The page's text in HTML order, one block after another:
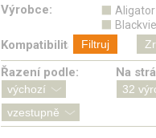
Výrobce:
Aligator
Kompatibilita: Filtruj
Řazení podle: Na